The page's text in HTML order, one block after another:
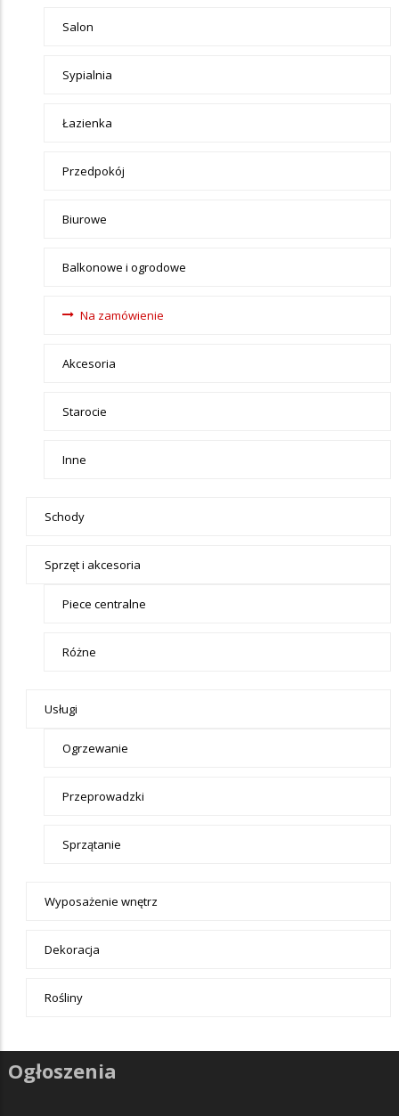
Salon
Sypialnia
Łazienka
Przedpokój
Biurowe
Balkonowe i ogrodowe
Na zamówienie
Akcesoria
Starocie
Inne
Schody
Sprzęt i akcesoria
Piece centralne
Różne
Usługi
Ogrzewanie
Przeprowadzki
Sprzątanie
Wyposażenie wnętrz
Dekoracja
Rośliny
Ogłoszenia